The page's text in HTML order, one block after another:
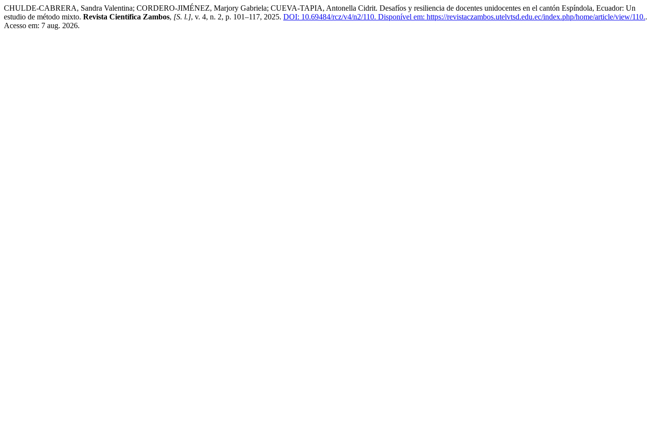
CHULDE-CABRERA, Sandra Valentina; CORDERO-JIMÉNEZ, Marjory Gabriela; CUEVA-TAPIA, Antonella Cidrit. Desafíos y resiliencia de docentes unidocentes en el cantón Espíndola, Ecuador: Un
estudio de método mixto. Revista Científica Zambos, [S. l.], v. 4, n. 2, p. 101–117, 2025. DOI: 10.69484/rcz/v4/n2/110. Disponível em: https://revistaczambos.utelvtsd.edu.ec/index.php/home/article/view/110..
Acesso em: 7 aug. 2026.